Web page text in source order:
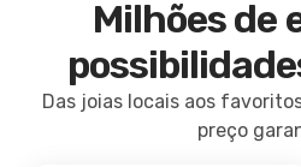
Milhões de
Das joias locais aos
preço